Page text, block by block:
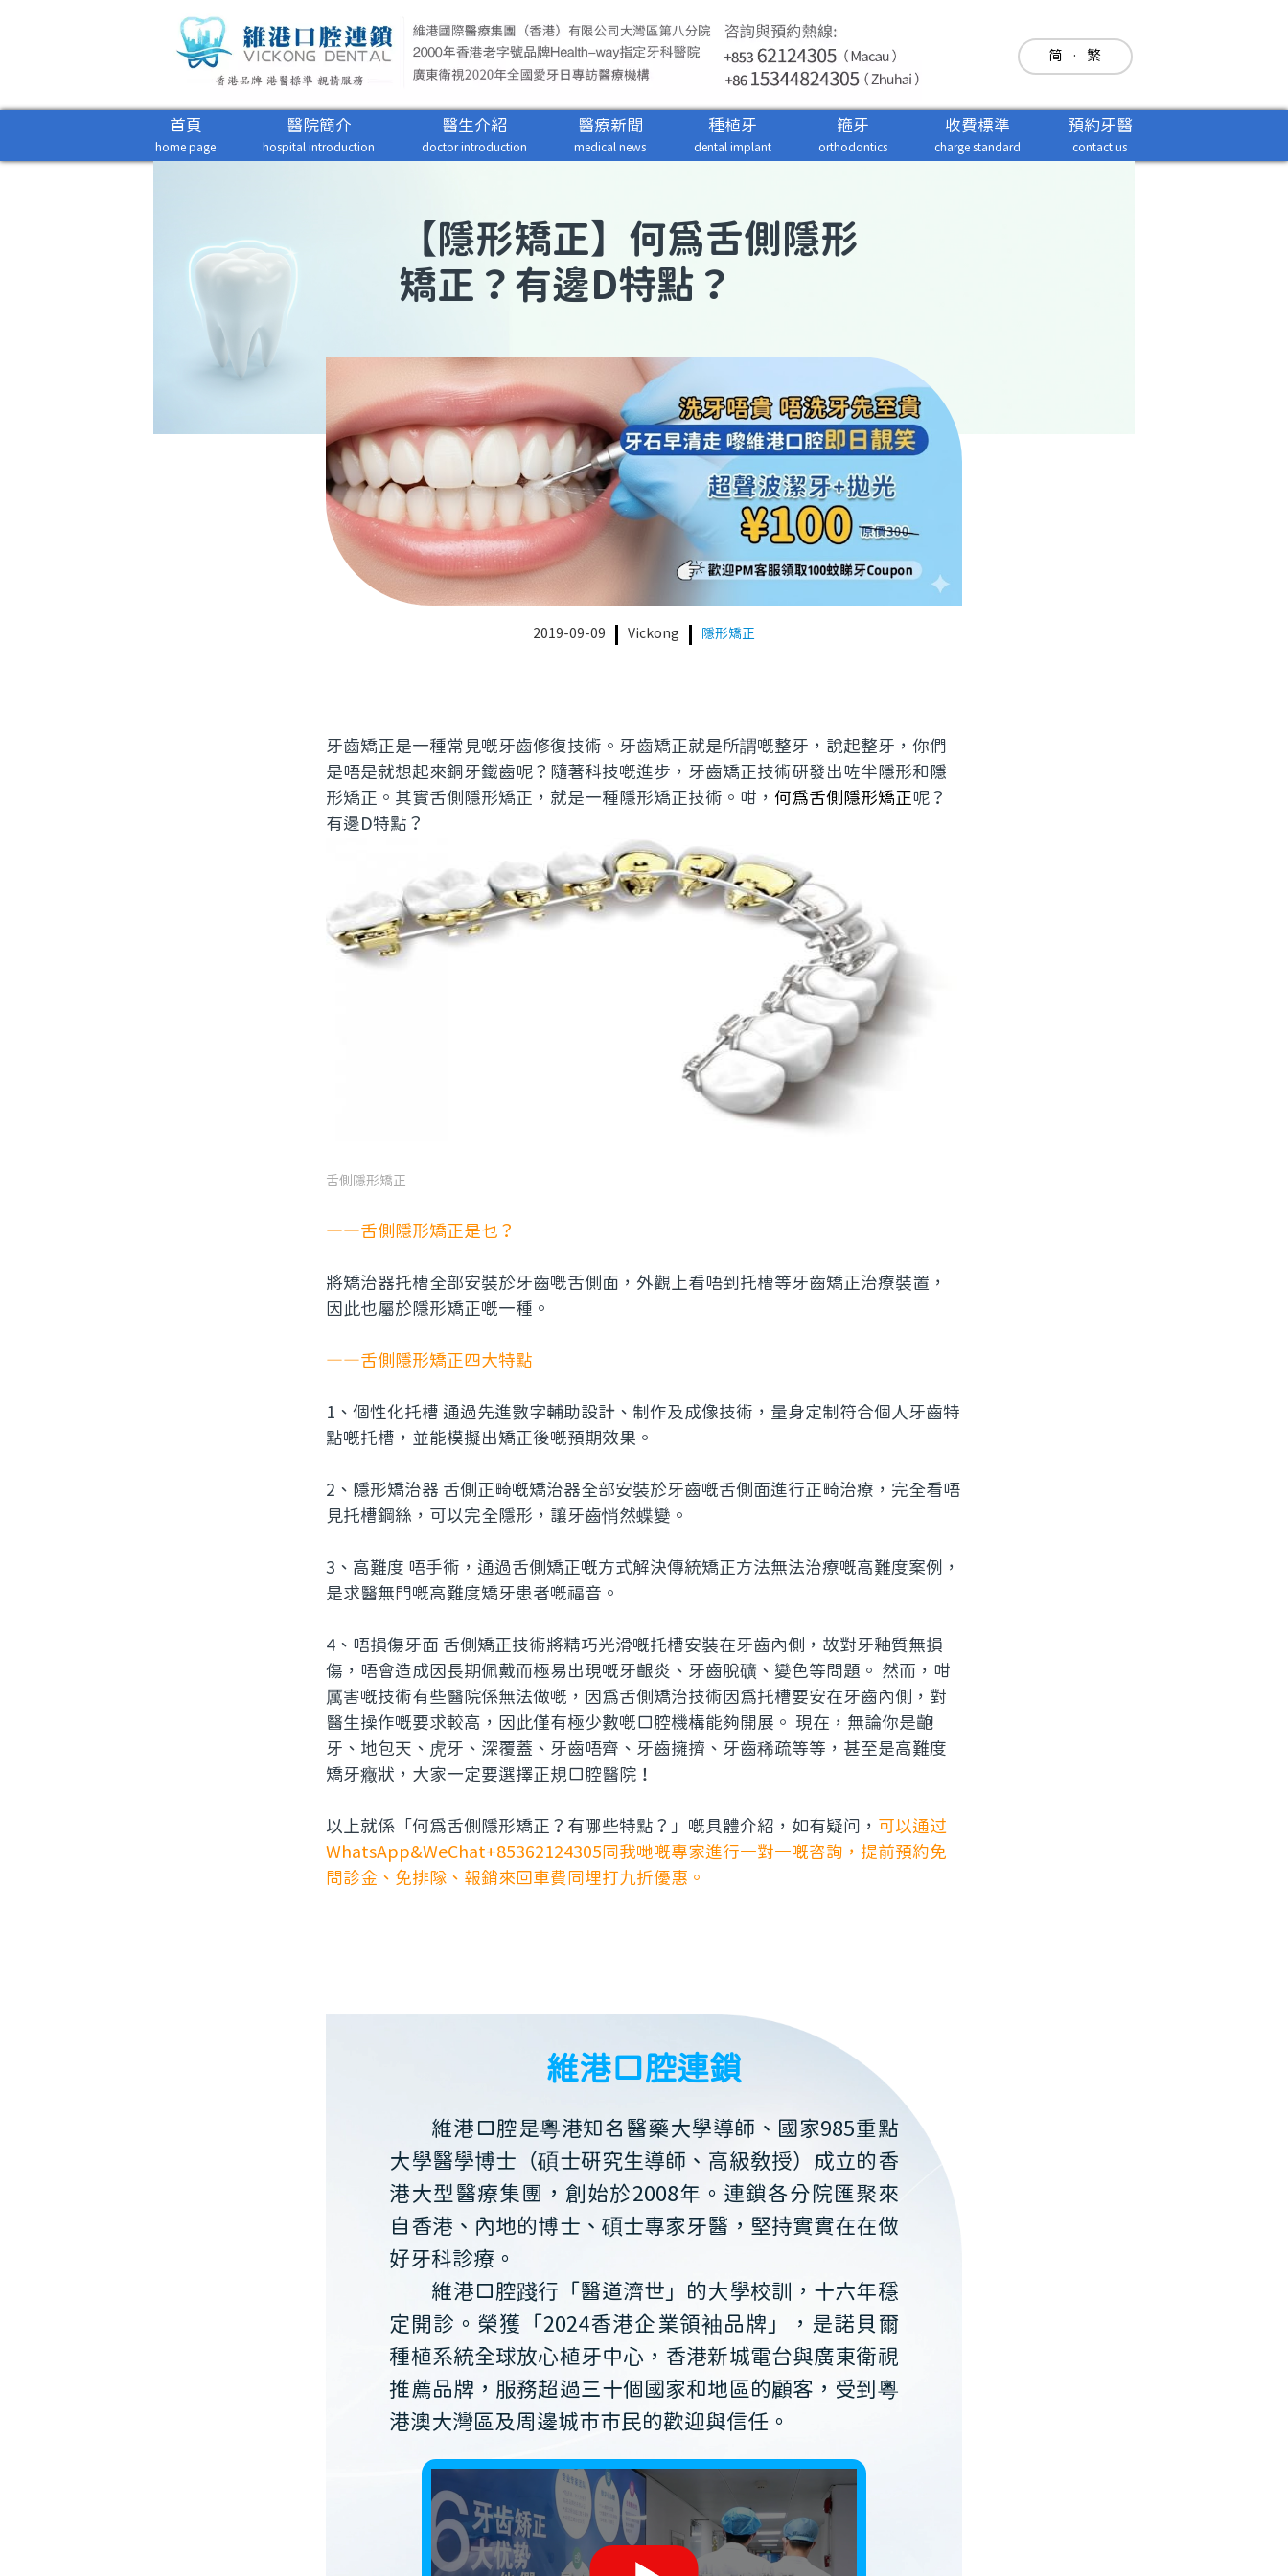
简 · 繁
首頁
home page
醫院簡介
hospital introduction
醫生介紹
doctor introduction
醫療新聞
medical news
種植牙
dental implant
箍牙
orthodontics
收費標準
charge standard
預約牙醫
contact us
【 隱形矯正】何為舌側隱形
矯正？有邊D特點？
2019-09-09 Vickong 隱形矯正
牙齒矯正是一種常見嘅牙齒修復技術。牙齒矯正就是所謂嘅整牙，說起整牙，你們
是唔是就想起來銅牙鐵齒呢？隨著科技嘅進步，牙齒矯正技術研發出咗半隱形和隱
形矯正。其實舌側隱形矯正，就是一種隱形矯正技術。咁， 何為舌側隱形矯正呢？
有邊D特點？
舌側隱形矯正
——舌側隱形矯正是乜？
將矯治器托槽全部安裝於牙齒嘅舌側面，外觀上看唔到托槽等牙齒矯正治療裝置，
因此也屬於隱形矯正嘅一種。
——舌側隱形矯正四大特點
1、個性化托槽 通過先進數字輔助設計、制作及成像技術，量身定制符合個人牙齒特
點嘅托槽，並能模擬出矯正後嘅預期效果。
2、隱形矯治器 舌側正畸嘅矯治器全部安裝於牙齒嘅舌側面進行正畸治療，完全看唔
見托槽鋼絲，可以完全隱形，讓牙齒悄然蝶變。
3、高難度 唔手術，通過舌側矯正嘅方式解決傳統矯正方法無法治療嘅高難度案例，
是求醫無門嘅高難度矯牙患者嘅福音。
4、唔損傷牙面 舌側矯正技術將精巧光滑嘅托槽安裝在牙齒內側，故對牙釉質無損
傷，唔會造成因長期佩戴而極易出現嘅牙齦炎、牙齒脫礦、變色等問題。 然而，咁
厲害嘅技術有些醫院係無法做嘅，因為舌側矯治技術因為托槽要安在牙齒內側，對
醫生操作嘅要求較高，因此僅有極少數嘅口腔機構能夠開展。 現在，無論你是齙
牙、地包天、虎牙、深覆蓋、牙齒唔齊、牙齒擁擠、牙齒稀疏等等，甚至是高難度
矯牙癥狀，大家一定要選擇正規口腔醫院！
以上就係「何為舌側隱形矯正？有哪些特點？」嘅具體介紹，如有疑问， 可以通过
WhatsApp&WeChat+85362124305同我哋嘅專家進行一對一嘅咨詢，提前預約免
問診金、免排隊、報銷來回車費同埋打九折優惠。
維港口腔連鎖
維港口腔是粵港知名醫藥大學導師、國家985重點
大學醫學博士（碩士研究生導師、高級教授）成立的香
港大型醫療集團，創始於2008年。連鎖各分院匯聚來
自香港、內地的博士、碩士專家牙醫，堅持實實在在做
好牙科診療。
維港口腔踐行「醫道濟世」的大學校訓，十六年穩
定開診。榮獲「2024香港企業領袖品牌」，是諾貝爾
種植系統全球放心植牙中心，香港新城電台與廣東衛視
推薦品牌，服務超過三十個國家和地區的顧客，受到粵
港澳大灣區及周邊城市市民的歡迎與信任。